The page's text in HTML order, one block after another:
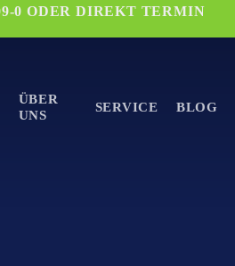
0 ODER DIREKT TERMIN
ÜBER
UNS
SERVICE BLOG